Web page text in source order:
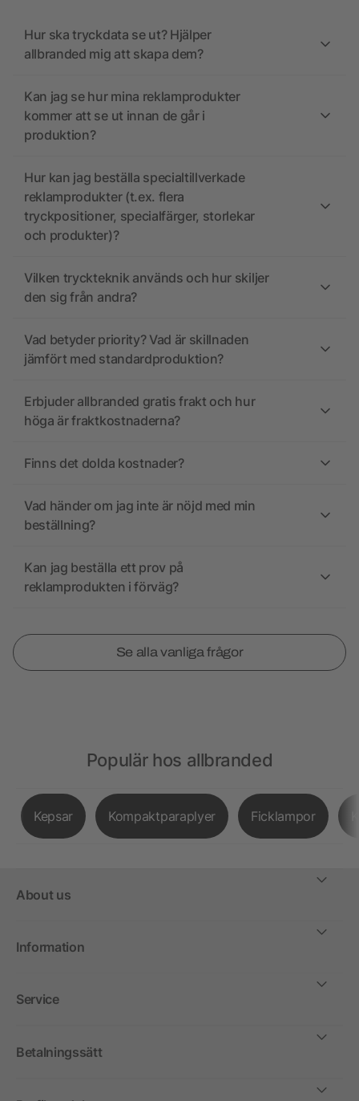
Hur ska tryckdata se ut? Hjälper
allbranded mig att skapa dem?
Kan jag se hur mina reklamprodukter
kommer att se ut innan de går i
produktion?
Hur kan jag beställa specialtillverkade
reklamprodukter (t.ex. flera
tryckpositioner, specialfärger, storlekar
och produkter)?
Vilken tryckteknik används och hur skiljer
den sig från andra?
Vad betyder priority? Vad är skillnaden
jämfört med standardproduktion?
Erbjuder allbranded gratis frakt och hur
höga är fraktkostnaderna?
Finns det dolda kostnader?
Vad händer om jag inte är nöjd med min
beställning?
Kan jag beställa ett prov på
reklamprodukten i förväg?
Se alla vanliga frågor
Populär hos allbranded
Kepsar Kompaktparaplyer Ficklampor
About us
Information
Service
Betalningssätt